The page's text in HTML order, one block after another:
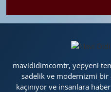
mavididimcomtr, yepyeni
sadelik ve modernizmi bir
kaçınıyor ve insanlara